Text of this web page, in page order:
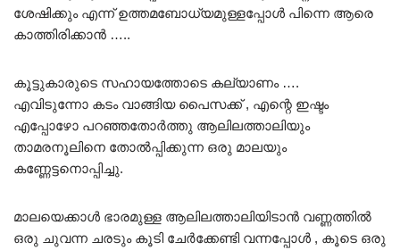
ശേഷിക്കും എന്ന് ഉത്തമബോധ്യമുള്ളപ്പോൾ പിന്നെ ആരെ
കാത്തിരിക്കാൻ …..
കൂട്ടുകാരുടെ സഹായത്തോടെ കല്യാണം ….
എവിടുന്നോ കടം വാങ്ങിയ പൈസക്ക് , എന്റെ ഇഷ്ടം
എപ്പോഴോ പറഞ്ഞതോർത്തു ആലിലത്താലിയും
താമരനൂലിനെ തോൽപ്പിക്കുന്ന ഒരു മാലയും
കണ്ണേട്ടനൊപ്പിച്ചു.
മാലയെക്കാൾ ഭാരമുള്ള ആലിലത്താലിയിടാൻ വണ്ണത്തിൽ
ഒരു ചുവന്ന ചരടും കൂടി ചേർക്കേണ്ടി വന്നപ്പോൾ , കൂടെ ഒരു